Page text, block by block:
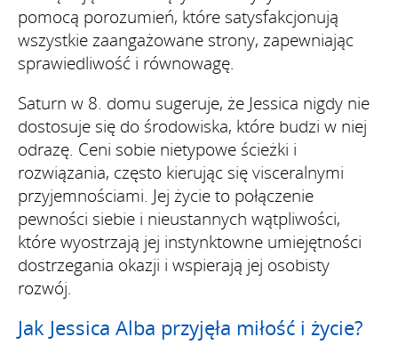
pomocą porozumień, które satysfakcjonują
wszystkie zaangażowane strony, zapewniając
sprawiedliwość i równowagę.
Saturn w 8. domu sugeruje, że Jessica nigdy nie
dostosuje się do środowiska, które budzi w niej
odrazę. Ceni sobie nietypowe ścieżki i
rozwiązania, często kierując się visceralnymi
przyjemnościami. Jej życie to połączenie
pewności siebie i nieustannych wątpliwości,
które wyostrzają jej instynktowne umiejętności
dostrzegania okazji i wspierają jej osobisty
rozwój.
Jak Jessica Alba przyjęła miłość i życie?